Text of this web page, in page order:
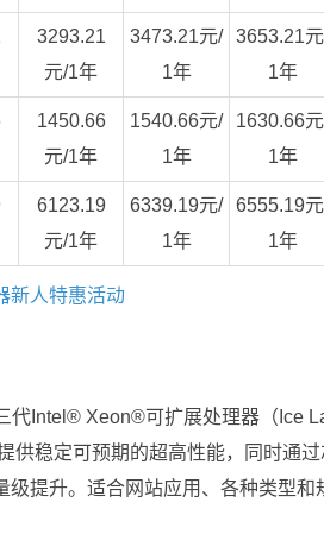
3293.21
元/1年
3473.21元/
1年
3653.21
1年
1450.66
元/1年
1540.66元/
1年
1630.66
1年
6123.19
元/1年
6339.19元/
1年
6555.19
1年
新人特惠活动
代Intel® Xeon®可扩展处理器（Ice
供稳定可预期的超高性能，同时通
提升。适合网站应用、各种类型和